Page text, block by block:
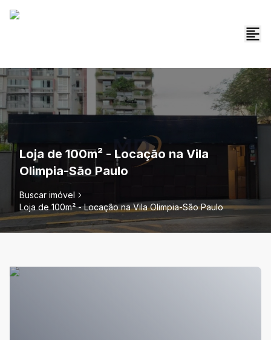
Loja de 100m² - Locação na Vila
Olimpia-São Paulo
Buscar imóvel
Loja de 100m² - Locação na Vila Olimpia-São Paulo